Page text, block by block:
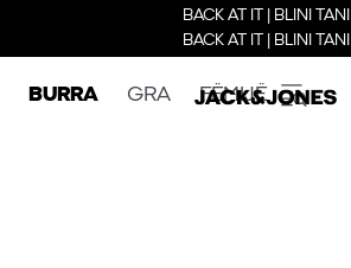
BACK AT IT | BLINI TANI
BACK AT IT | BLINI TANI
BURRA GRA FËMIJË